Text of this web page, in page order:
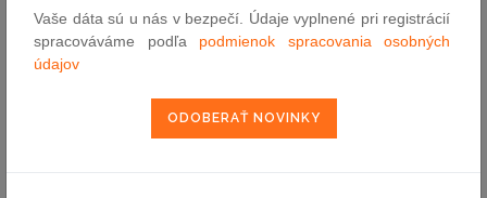
Obe možnosti mám rovnako rád, obe sú pre mňa formou relaxu a
oddychu.
Nech sa nad tým dobre zamyslia, umelá inteligencia ich (nás)
Vaše dáta sú u nás v bezpečí. Údaje vyplnené pri registrácií
spracováváme podľa podmienok spracovania osobných
údajov